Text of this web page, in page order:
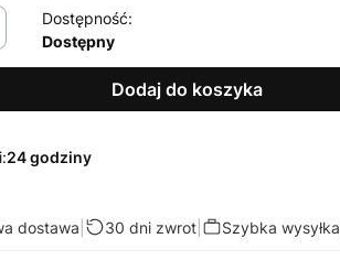
Dostępność:
Dostępny
Dodaj do koszyka
24 godziny
dostawa 30 dni zwrot| Szybka wysyłka